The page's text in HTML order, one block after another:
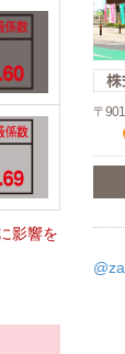
影響を
〒